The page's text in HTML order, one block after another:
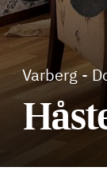
Varberg-